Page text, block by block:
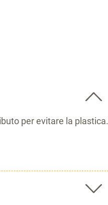
per evitare la plastica.